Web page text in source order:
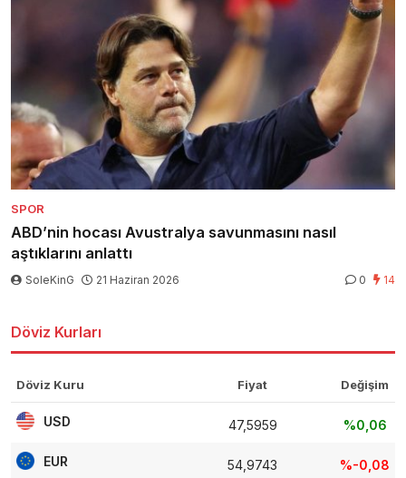
SPOR
ABD’nin hocası Avustralya savunmasını nasıl
aştıklarını anlattı
SoleKinG 21 Haziran 2026 0 14
Döviz Kurları
Döviz Kuru Fiyat Değişim
USD 47,5959 %0,06
EUR 54,9743 %-0,08